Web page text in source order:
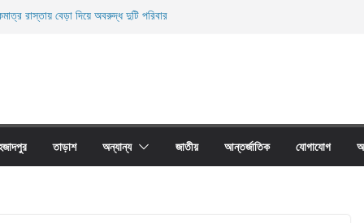
রাস্তায় বেড়া দিয়ে অবরুদ্ধ দুটি পরিবার
তাড়াশ অন্যান্য জাতীয় আন্তর্জাতিক যোগাযোগ